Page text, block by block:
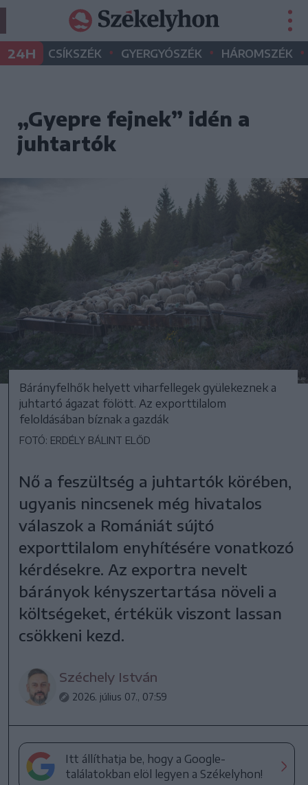
24H CSÍKSZÉK • GYERGYÓSZÉK • HÁROMSZÉK •
„Gyepre fejnek” idén a
juhtartók
Bárányfelhők helyett viharfellegek gyülekeznek a
juhtartó ágazat fölött. Az exporttilalom
feloldásában bíznak a gazdák
FOTÓ: ERDÉLY BÁLINT ELŐD
Nő a feszültség a juhtartók körében,
ugyanis nincsenek még hivatalos
válaszok a Romániát sújtó
exporttilalom enyhítésére vonatkozó
kérdésekre. Az exportra nevelt
bárányok kényszertartása növeli a
költségeket, értékük viszont lassan
csökkeni kezd.
Széchely István
2026. július 07., 07:59
Itt állíthatja be, hogy a Google-
találatokban elöl legyen a Székelyhon!